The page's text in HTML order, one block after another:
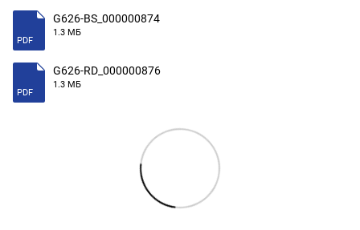
PDF
G626-BS_000000874
1.3 МБ
PDF
G626-RD_000000876
1.3 МБ